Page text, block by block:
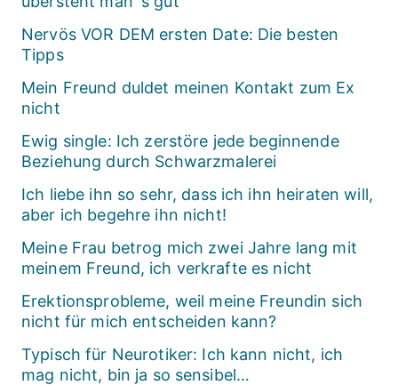
Nervös VOR DEM ersten Date: Die besten
Tipps
Mein Freund duldet meinen Kontakt zum Ex
nicht
Ewig single: Ich zerstöre jede beginnende
Beziehung durch Schwarzmalerei
Ich liebe ihn so sehr, dass ich ihn heiraten will,
aber ich begehre ihn nicht!
Meine Frau betrog mich zwei Jahre lang mit
meinem Freund, ich verkrafte es nicht
Erektionsprobleme, weil meine Freundin sich
nicht für mich entscheiden kann?
Typisch für Neurotiker: Ich kann nicht, ich
mag nicht, bin ja so sensibel…